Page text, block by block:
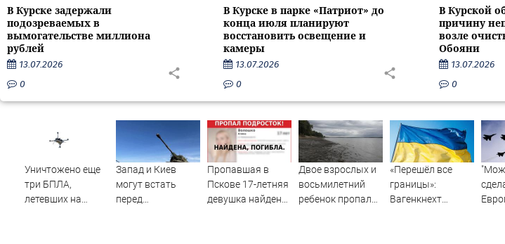
В Курске задержали
подозреваемых в
вымогательстве миллиона
рублей
13.07.2026
0
В Курске в парке «Патриот» до
конца июля планируют
восстановить освещение и
камеры
13.07.2026
0
В Курской
причину
возле
Обояни
13.07.2026
0
Уничтожено еще
три БПЛА,
летевших на
Запад и Киев
могут встать
перед
Пропавшая в
Пскове 17-летняя
девушка найдена
Двое взрослых и
восьмилетний
ребенок пропали
«Перешёл все
границы»:
Вагенкнехт